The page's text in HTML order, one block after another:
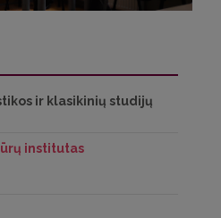
ir klasikinių studijų
institutas